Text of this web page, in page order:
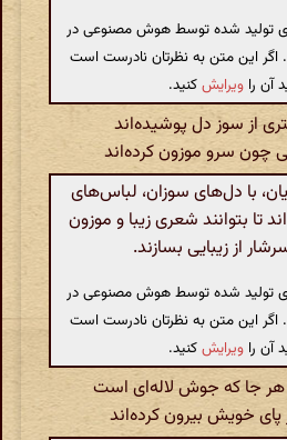
تولید شده توسط هوش مصنوعی در
اگر این متن به نظرتان نادرست است
آن را ویرایشکنید.
از سوز دل پوشیده‌اند
چون سرو موزون کرده‌اند
با دل‌های سوزان، لباس‌های
تا بتوانند شعری زیبا و موزون
از زیبایی بسازند.
تولید شده توسط هوش مصنوعی در
اگر این متن به نظرتان نادرست است
آن را ویرایشکنید.
هر جا که جوش لاله‌ای است
خویش بیرون کرده‌اند